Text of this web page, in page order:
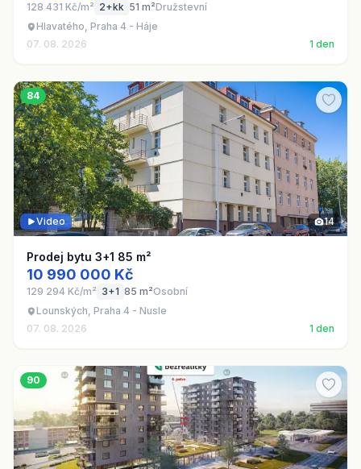
128 431 Kč/m² 2+kk 51 m²Družstevní
Hlavatého, Praha 4 - Háje
07. 08. 2026
1 den
84
14
Video
Prodej bytu 3+1 85 m²
10 990 000 Kč
129 294 Kč/m² 3+1 85 m²Osobní
Lounských, Praha 4 - Nusle
07. 08. 2026
1 den
90